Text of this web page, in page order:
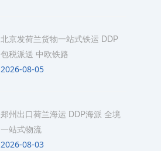
北京发荷兰货物一站式铁运 DDP
包税派送 中欧铁路
2026-08-05
郑州出口荷兰海运 DDP海派 全境
一站式物流
2026-08-03